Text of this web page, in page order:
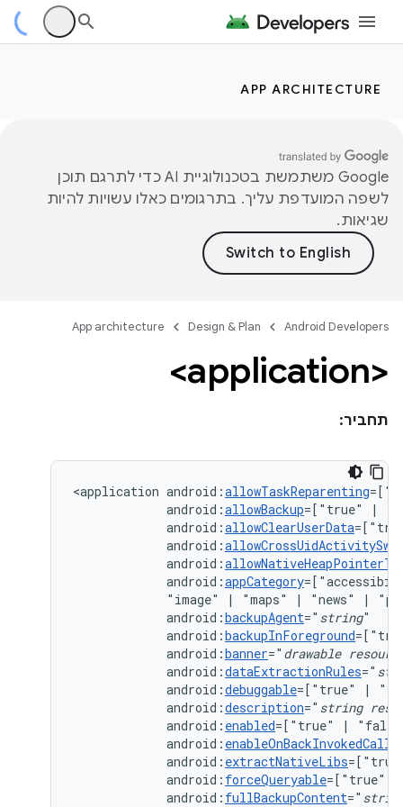
APP ARCHITECTURE
‫Google משתמשת בטכנולוגיית AI כדי לתרגם תוכן
לשפה המועדפת עליך. בתרגומים כאלו עשויות להיות
שגיאות.
Android Developers
Design & Plan
App architecture
<application>
תחביר:
<application android:allowTaskReparenting
android:allowBackup=["true"
|
android:allowClearUserData
android:
android:
android:appCategory
"image"
| "maps" | "news" |
android:backupAgent=" string
android:backupInForeground
android:banner=" drawable
android:dataExtractionRules="
android:debuggable=["true"
|
android:description=" string
android: enabled=["true"
|
android:
android: extractNativeLibs
android: forceQueryable=["true"
android: fullBackupContent="